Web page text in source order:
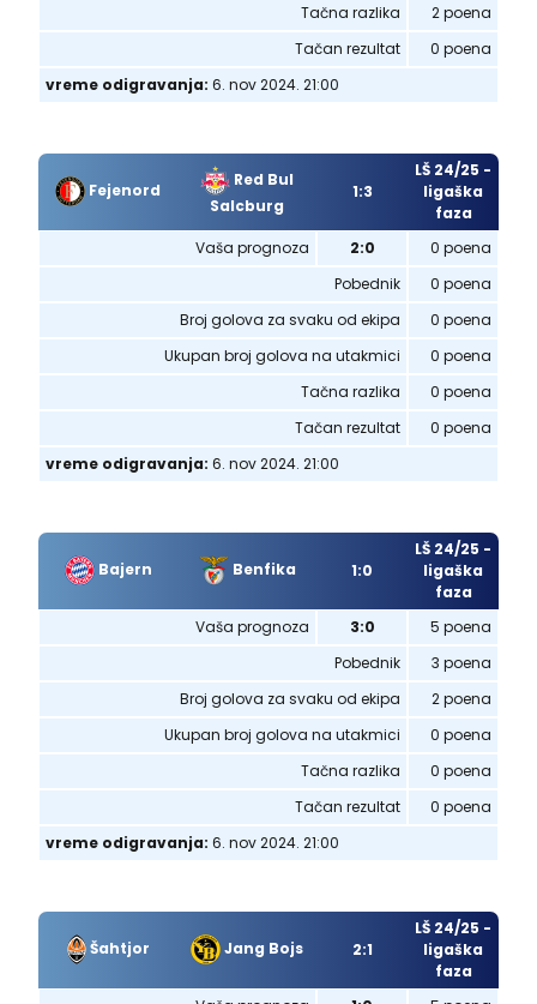
Tačna razlika
2 poena
Tačan rezultat
0 poena
vreme odigravanja: 6. nov 2024. 21:00
Fejenord
Red Bul
Salcburg
1:3
LŠ 24/25 -
ligaška
faza
Vaša prognoza
2:0
0 poena
Pobednik
0 poena
Broj golova za svaku od ekipa
0 poena
Ukupan broj golova na utakmici
0 poena
Tačna razlika
0 poena
Tačan rezultat
0 poena
vreme odigravanja: 6. nov 2024. 21:00
Bajern Benfika 1:0
LŠ 24/25 -
ligaška
faza
Vaša prognoza
3:0
5 poena
Pobednik
3 poena
Broj golova za svaku od ekipa
2 poena
Ukupan broj golova na utakmici
0 poena
Tačna razlika
0 poena
Tačan rezultat
0 poena
vreme odigravanja: 6. nov 2024. 21:00
Šahtjor Jang Bojs 2:1
LŠ 24/25 -
ligaška
faza